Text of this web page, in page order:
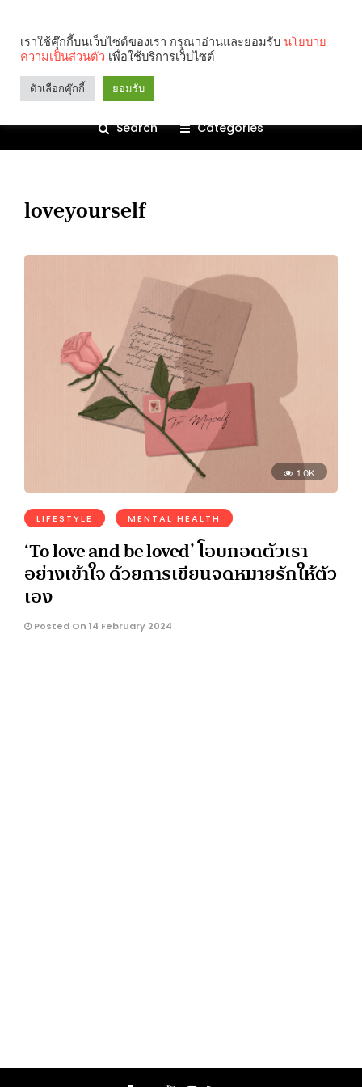
Search Categories
loveyourself
1.0K
LIFESTYLE MENTAL HEALTH
‘To love and be loved’ โอบกอดตัวเรา
อย่างเข้าใจ ด้วยการเขียนจดหมายรักให้ตัว
เอง
Posted On 14 February 2024
เราใช้คุ๊กกี้บนเว็บไซต์ของเรา กรุณาอ่านและยอมรับ นโยบาย
ความเป็นส่วนตัว เพื่อใช้บริการเว็บไซต์
ตัวเลือกคุ๊กกี้ ยอมรับ